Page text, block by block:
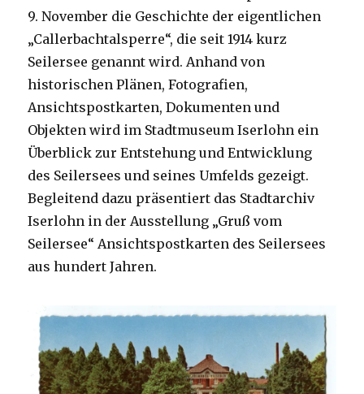
9. November die Geschichte der eigentlichen
„Callerbachtalsperre“, die seit 1914 kurz
Seilersee genannt wird. Anhand von
historischen Plänen, Fotografien,
Ansichtspostkarten, Dokumenten und
Objekten wird im Stadtmuseum Iserlohn ein
Überblick zur Entstehung und Entwicklung
des Seilersees und seines Umfelds gezeigt.
Begleitend dazu präsentiert das Stadtarchiv
Iserlohn in der Ausstellung „Gruß vom
Seilersee“ Ansichtspostkarten des Seilersees
aus hundert Jahren.